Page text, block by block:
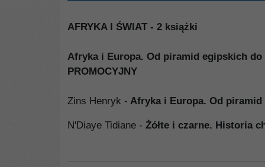
AFRYKA I ŚWIAT - 2 książki
Afryka i Europa. Od piramid egipskich
PROMOCYJNY
Zins Henryk - Afryka i Europa. Od
N'Diaye Tidiane - Żółte i czarne. Historia